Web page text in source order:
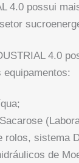
4.0 possui
4.0
rolos, sistema
de